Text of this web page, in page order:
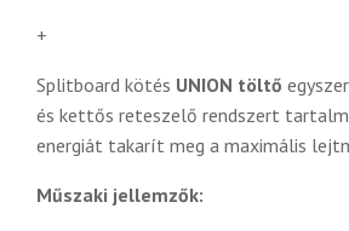
+
Splitboard kötés UNION töltő
és kettős reteszelő rendszert
energiát takarít meg a maximális
Műszaki jellemzők: